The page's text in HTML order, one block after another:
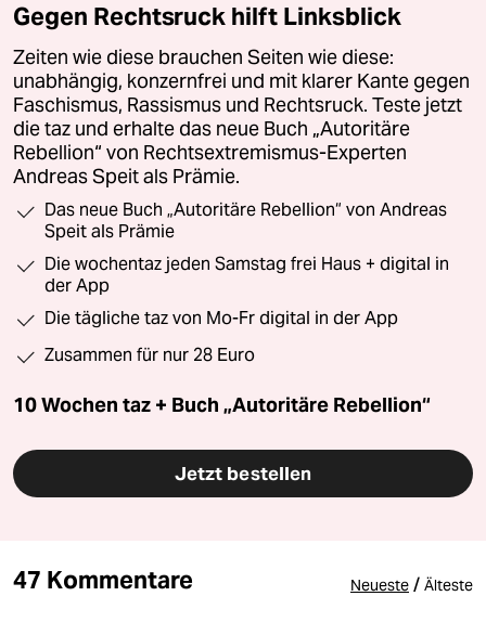
Gegen Rechtsruck hilft Linksblick
Zeiten wie diese brauchen Seiten wie diese:
unabhängig, konzernfrei und mit klarer Kante gegen
Faschismus, Rassismus und Rechtsruck. Teste jetzt
die taz und erhalte das neue Buch „Autoritäre
Rebellion“ von Rechtsextremismus-Experten
Andreas Speit als Prämie.
Das neue Buch „Autoritäre Rebellion“ von Andreas
Speit als Prämie
Die wochentaz jeden Samstag frei Haus + digital in
der App
Die tägliche taz von Mo-Fr digital in der App
Zusammen für nur 28 Euro
10 Wochen taz + Buch „Autoritäre Rebellion“
Jetzt bestellen
47 Kommentare Neueste / Älteste